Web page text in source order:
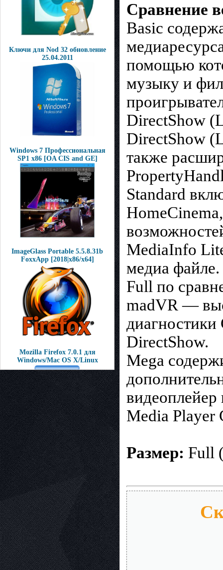
Ключи для Nod 32 обновление
25.04.2011
Windows 7 Профессиональная
SP1 x86 [OA CIS and GE]
ImageGlass Portable 5.5.8.31b
FoxxApp [2018|x86/x64]
Mozilla Firefox 7.0.1 для
Windows/Mac OS X/Linux
Сравнение
Basic
помощью
музыку и
DirectShow
DirectShow
также
Standard
MediaInfo
медиа файле.
Full по
madVR —
DirectShow.
Mega
Media Player
Размер: Full